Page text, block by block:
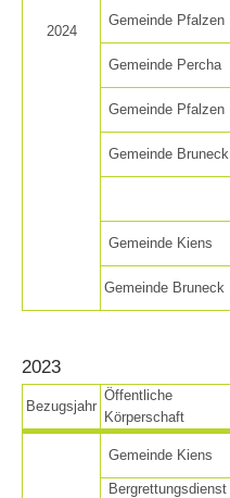
Direction
2024
Gemeinde Pfalzen
Gemeinde Percha
Gemeinde Pfalzen
Gemeinde Bruneck
Gemeinde Kiens
Gemeinde Bruneck
2023
Bezugsjahr
Öffentliche
Körperschaft
Gemeinde Kiens
Bergrettungsdienst